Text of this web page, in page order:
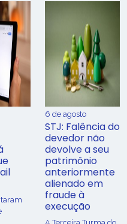
6 de agosto
STJ: Falência do
devedor não
devolve a seu
patrimônio
anteriormente
alienado em
fraude à
execução